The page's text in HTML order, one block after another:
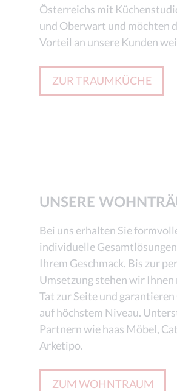
Österreichs mit
und Oberwart und möchten
Vorteil an unsere Kunden
ZUR TRAUMKÜCHE
UNSERE
Bei uns erhalten Sie
individuelle Gesamtlösungen
Ihrem Geschmack. Bis zur
Umsetzung stehen wir
Tat zur Seite und
auf höchstem Niveau.
Partnern wie haas Möbel,
Arketipo.
ZUM WOHNTRAUM